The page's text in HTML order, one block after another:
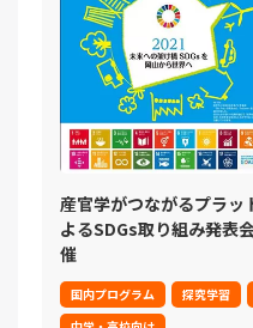
産官学がつながるプラ
よるSDGs取り組み発表
催
国内プログラム 探究学習